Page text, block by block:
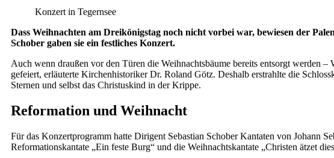
Konzert in Tegernsee
Dass Weihnachten am Dreikönigstag noch nicht vorbei war, bewiesen der
Schober gaben sie ein festliches Konzert.
Auch wenn draußen vor den Türen die Weihnachtsbäume bereits entsorgt werden
gefeiert, erläuterte Kirchenhistoriker Dr. Roland Götz. Deshalb erstrahlte die
Sternen und selbst das Christuskind in der Krippe.
Reformation und Weihnacht
Für das Konzertprogramm hatte Dirigent Sebastian Schober Kantaten von Johann
Reformationskantate „Ein feste Burg“ und die Weihnachtskantate „Christen ätzet